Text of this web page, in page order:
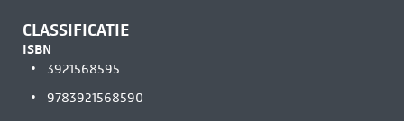
CLASSIFICATIE
ISBN
3921568595
9783921568590